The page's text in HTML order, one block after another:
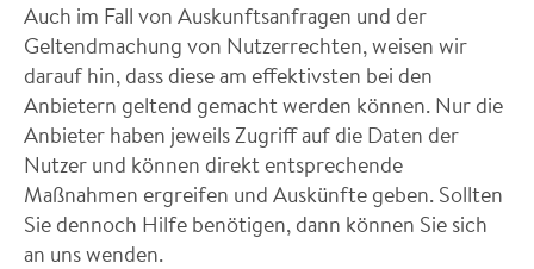
Auch im Fall von Auskunftsanfragen und der
Geltendmachung von Nutzerrechten, weisen wir
darauf hin, dass diese am effektivsten bei den
Anbietern geltend gemacht werden können. Nur die
Anbieter haben jeweils Zugriff auf die Daten der
Nutzer und können direkt entsprechende
Maßnahmen ergreifen und Auskünfte geben. Sollten
Sie dennoch Hilfe benötigen, dann können Sie sich
an uns wenden.